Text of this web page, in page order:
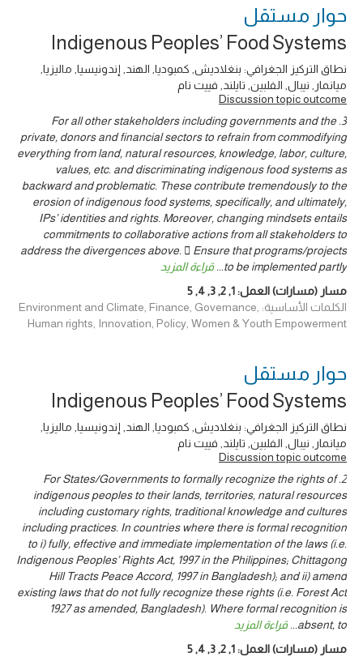
حوار ‎مستقل
Indigenous Peoples’ Food Systems
نطاق التركيز الجغرافي: بنغلاديش, كمبوديا, الهند, إندونيسيا, ماليزيا,
ميانمار, نيبال, الفلبين, تايلند, فييت نام
Discussion topic outcome
3. For all other stakeholders including governments and the
private, donors and financial sectors to refrain from commodifying
everything from land, natural resources, knowledge, labor, culture,
values, etc. and discriminating indigenous food systems as
backward and problematic. These contribute tremendously to the
erosion of indigenous food systems, specifically, and ultimately,
IPs’ identities and rights. Moreover, changing mindsets entails
commitments to collaborative actions from all stakeholders to
address the divergences above.  Ensure that programs/projects
to be implemented partly
... قراءة المزيد
مسار (مسارات) العمل:1
,
2
,
3
,
4
,
5
الكلمات الأساسية: Environment and Climate, Finance, Governance,
Human rights, Innovation, Policy, Women & Youth Empowerment
حوار ‎مستقل
Indigenous Peoples’ Food Systems
نطاق التركيز الجغرافي: بنغلاديش, كمبوديا, الهند, إندونيسيا, ماليزيا,
ميانمار, نيبال, الفلبين, تايلند, فييت نام
Discussion topic outcome
2. For States/Governments to formally recognize the rights of
indigenous peoples to their lands, territories, natural resources
including customary rights, traditional knowledge and cultures
including practices. In countries where there is formal recognition
to i) fully, effective and immediate implementation of the laws (i.e.
Indigenous Peoples’ Rights Act, 1997 in the Philippines; Chittagong
Hill Tracts Peace Accord, 1997 in Bangladesh); and ii) amend
existing laws that do not fully recognize these rights (i.e. Forest Act
1927 as amended, Bangladesh). Where formal recognition is
absent, to
... قراءة المزيد
مسار (مسارات) العمل:1
,
2
,
3
,
4
,
5